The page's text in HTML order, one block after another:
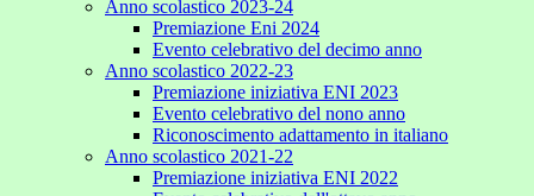
Anno scolastico 2023-24
Premiazione Eni 2024
Evento celebrativo del decimo anno
Anno scolastico 2022-23
Premiazione iniziativa ENI 2023
Evento celebrativo del nono anno
Riconoscimento adattamento in italiano
Anno scolastico 2021-22
Premiazione iniziativa ENI 2022